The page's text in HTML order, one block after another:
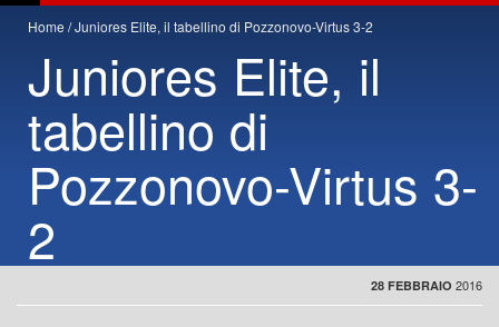
Home Juniores Elite, il tabellino di Pozzonovo-Virtus 3-2
Juniores Elite, il
tabellino di
Pozzonovo-Virtus 3-
2
28 FEBBRAIO 2016